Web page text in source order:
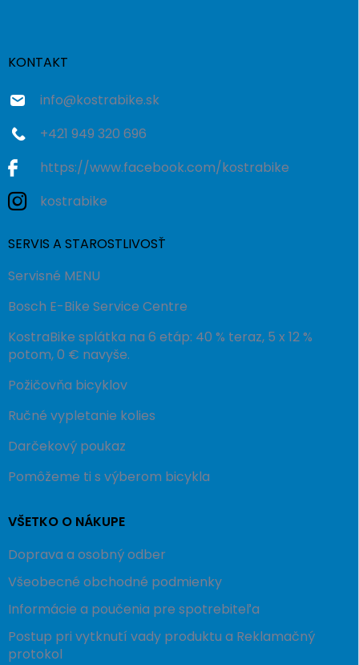
KONTAKT
info@kostrabike.sk
+421 949 320 696
https://www.facebook.com/kostrabike
kostrabike
SERVIS A STAROSTLIVOSŤ
Servisné MENU
Bosch E-Bike Service Centre
KostraBike splátka na 6 etáp: 40 % teraz, 5 x 12 %
potom, 0 € navyše.
Požičovňa bicyklov
Ručné vypletanie kolies
Darčekový poukaz
Pomôžeme ti s výberom bicykla
VŠETKO O NÁKUPE
Doprava a osobný odber
Všeobecné obchodné podmienky
Informácie a poučenia pre spotrebiteľa
Postup pri vytknutí vady produktu a Reklamačný
protokol